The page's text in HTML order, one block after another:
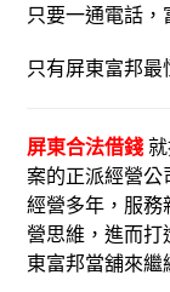
只要一通電話，
只有屏東富邦最
屏東合法借錢
案的正派經營公
經營多年，服務
營思維，進而
東富邦當舖來繼